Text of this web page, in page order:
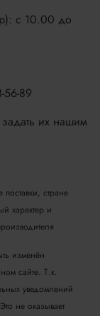
с 10.00 до
56-89
их нашим
поставки, стране
характер и
изменён
сайте. Т.к.
уведомлений
не оказывает